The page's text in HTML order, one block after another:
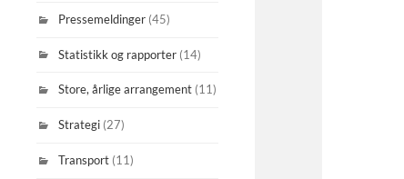
Pressemeldinger (45)
Statistikk og rapporter (14)
Store, årlige arrangement (11)
Strategi (27)
Transport (11)